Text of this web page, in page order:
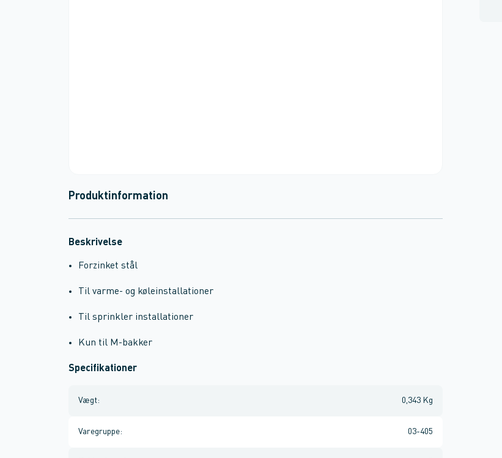
Produktinformation
Beskrivelse
Forzinket stål
Til varme- og køleinstallationer
Til sprinkler installationer
Kun til M-bakker
Specifikationer
Vægt: 0,343 Kg
Varegruppe: 03-405